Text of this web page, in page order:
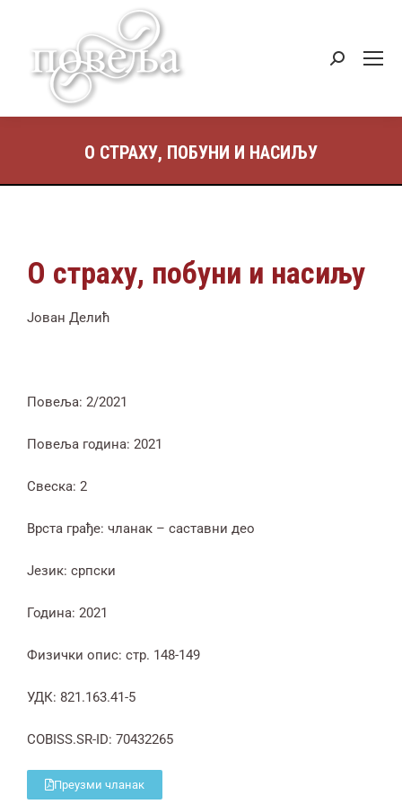
О СТРАХУ, ПОБУНИ И НАСИЉУ
О страху, побуни и насиљу
Јован Делић
Повеља: 2/2021
Повеља година: 2021
Свеска: 2
Врста грађе: чланак – саставни део
Језик: српски
Година: 2021
Физички опис: стр. 148-149
УДК: 821.163.41-5
COBISS.SR-ID: 70432265
Преузми чланак